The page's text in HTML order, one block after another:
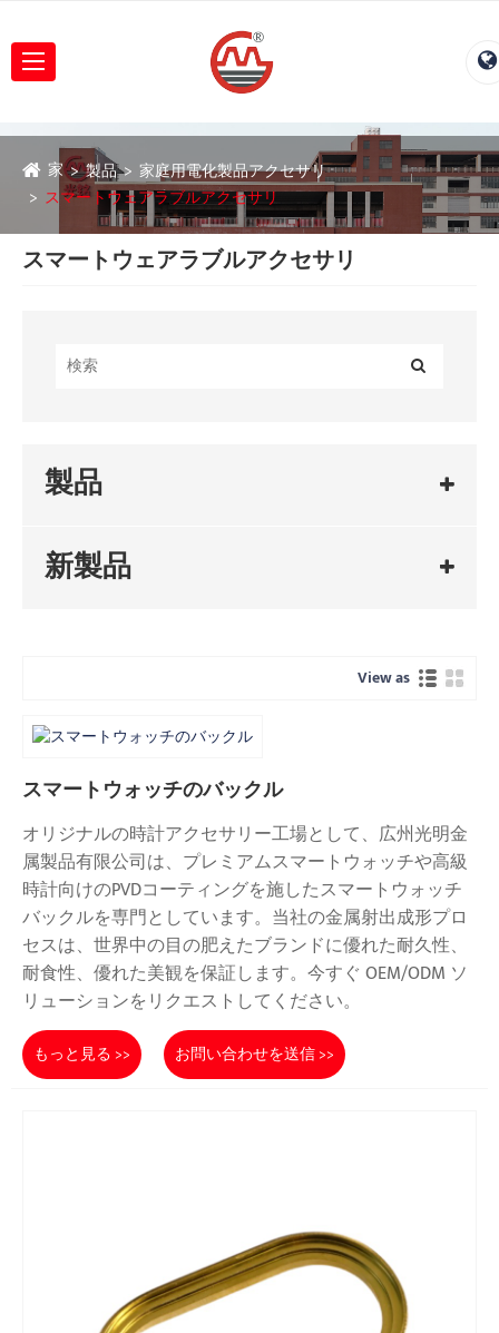
家 製品
家庭用電化製品アクセサリ
スマートウェアラブルアクセサリ
スマートウェアラブルアクセサリ
製品
新製品
View as
スマートウォッチのバックル
オリジナルの時計アクセサリー工場として、広州光明金
属製品有限公司は、プレミアムスマートウォッチや高級
時計向けのPVDコーティングを施したスマートウォッチ
バックルを専門としています。当社の金属射出成形プロ
セスは、世界中の目の肥えたブランドに優れた耐久性、
耐食性、優れた美観を保証します。今すぐ OEM/ODM ソ
リューションをリクエストしてください。
もっと見る >> お問い合わせを送信 >>